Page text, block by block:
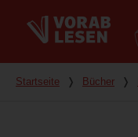
Du bist hier
Startseite ❭ Bücher ❭